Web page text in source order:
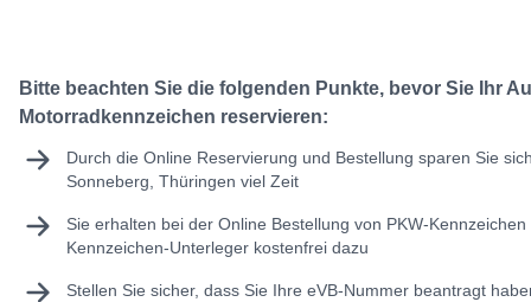
Bitte beachten Sie die folgenden Punkte, bevor Sie Ihr
Motorradkennzeichen reservieren:
Durch die Online Reservierung und Bestellung sparen Sie
Sonneberg, Thüringen viel Zeit
Sie erhalten bei der Online Bestellung von PKW-
Kennzeichen-Unterleger kostenfrei dazu
Stellen Sie sicher, dass Sie Ihre eVB-Nummer beantragt